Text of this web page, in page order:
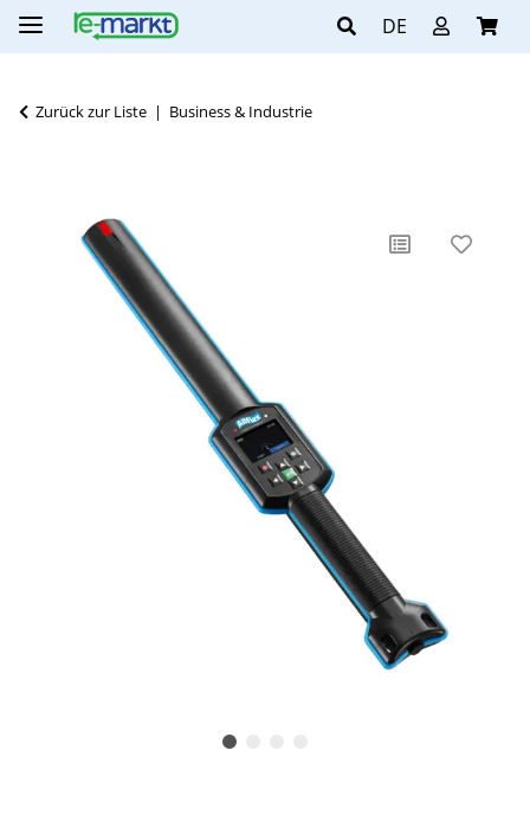
DE
Zurück zur Liste Business & Industrie